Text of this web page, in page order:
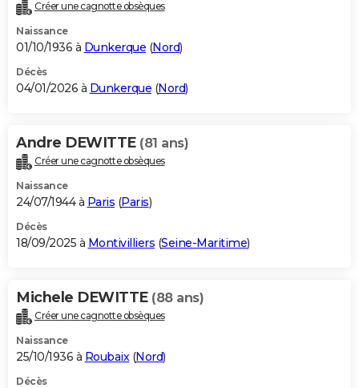
Créer une cagnotte obsèques
Naissance
01/10/1936 à Dunkerque (Nord)
Décès
04/01/2026 à Dunkerque (Nord)
Andre DEWITTE (81 ans)
Créer une cagnotte obsèques
Naissance
24/07/1944 à Paris (Paris)
Décès
18/09/2025 à Montivilliers (Seine-Maritime)
Michele DEWITTE (88 ans)
Créer une cagnotte obsèques
Naissance
25/10/1936 à Roubaix(Nord)
Décès